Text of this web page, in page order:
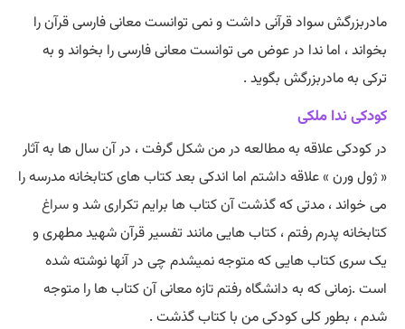
مادربزرگش سواد قرآنی داشت و نمی توانست معانی فارسی قرآن را
بخواند ، اما ندا در عوض می توانست معانی فارسی را بخواند و به
ترکی به مادربزرگش بگوید .
کودکی ندا ملکی
در کودکی علاقه به مطالعه در من شکل گرفت ، در آن سال ها به آثار
« ژول ورن » علاقه داشتم اما اندکی بعد کتاب های کتابخانه مدرسه را
می خواند ، مدتی که گذشت آن کتاب ها برایم تکراری شد وسراغ
کتابخانه پدرم رفتم ، کتاب هایی مانند تفسیر قرآن شهید مطهری و
یک سری کتاب هایی که متوجه نمیشدم چی در آنها نوشته شده
است .زمانی که به دانشگاه رفتم تازه معانی آن کتاب ها را متوجه
شدم ، بطور کلی کودکی من با کتاب گذشت .